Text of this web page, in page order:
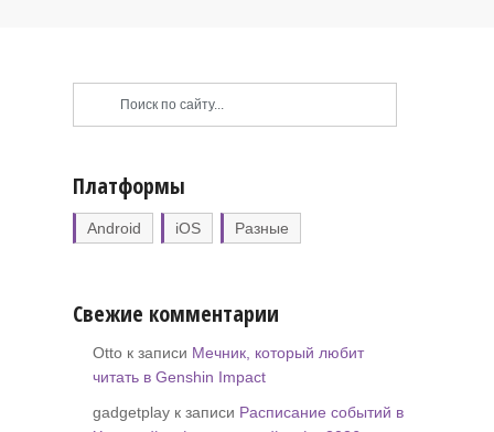
Платформы
Android iOS Разные
Свежие комментарии
Otto к записи Мечник, который любит
читать в Genshin Impact
gadgetplay к записи Расписание событий в